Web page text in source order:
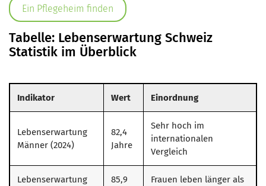
Ein Pflegeheim finden
Tabelle: Lebenserwartung Schweiz
Statistik im Überblick
Indikator Wert Einordnung
Lebenserwartung
Männer (2024)
82,4
Jahre
Sehr hoch im
internationalen
Vergleich
Lebenserwartung
85,9
Frauen leben länger als